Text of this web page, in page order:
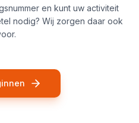
en kunt uw activiteit
nodig? Wij zorgen daar ook